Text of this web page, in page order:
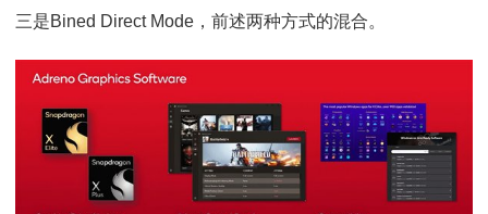
三是Bined Direct Mode，前述两种方式的混合。